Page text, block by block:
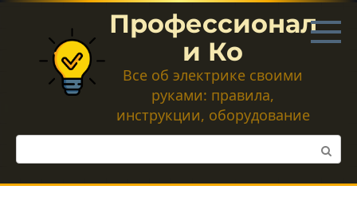
Перейти
контенту
Профессионал
и Ко
Все об электрике своими
руками: правила,
инструкции, оборудование
Поиск: